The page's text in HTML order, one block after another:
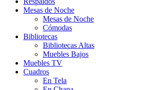
Mesas de Noche
Mesas de Noche
Cómodas
Bibliotecas
Bibliotecas Altas
Muebles Bajos
Muebles TV
Cuadros
En Tela